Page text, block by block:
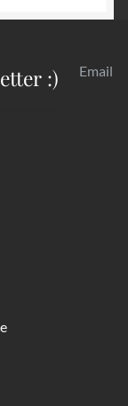
:) Email